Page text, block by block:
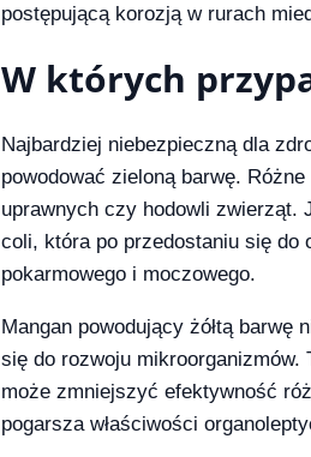
postępującą korozją w rurach
W których
Najbardziej niebezpieczną dla
powodować zieloną barwę.
uprawnych czy hodowli zwierząt.
coli, która po przedostaniu się do
pokarmowego i moczowego.
Mangan powodujący żółtą
się do rozwoju
może zmniejszyć efektywność
pogarsza właściwości